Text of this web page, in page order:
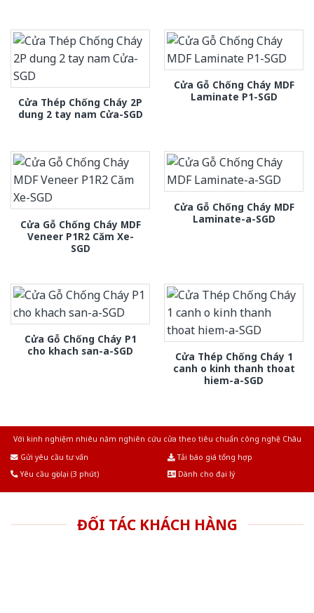
Cửa Thép Chống Cháy 2P
dung 2 tay nam Cửa-SGD
Cửa Gỗ Chống Cháy MDF
Laminate P1-SGD
Cửa Gỗ Chống Cháy MDF
Veneer P1R2 Căm Xe-
SGD
Cửa Gỗ Chống Cháy MDF
Laminate-a-SGD
Cửa Gỗ Chống Cháy P1
cho khach san-a-SGD
Cửa Thép Chống Cháy 1
canh o kinh thanh thoat
hiem-a-SGD
Với kinh nghiệm nhiêu năm nghiên cứu cửa theo tiêu chuẩn công nghệ Châu
Gửi yêu cầu tư vấn
Tải báo giá tổng hợp
Yêu cầu gọi lại (3 phút)
Dành cho đại lý
ĐỐI TÁC KHÁCH HÀNG